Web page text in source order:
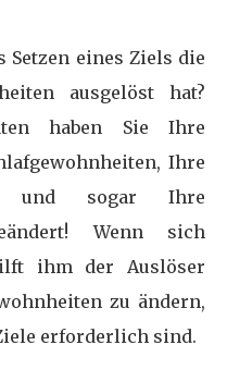
Setzen eines Ziels die
ausgelöst hat?
haben Sie Ihre
Ihre
und sogar Ihre
Wenn sich
ihm der Auslöser
zu ändern,
erforderlich sind.